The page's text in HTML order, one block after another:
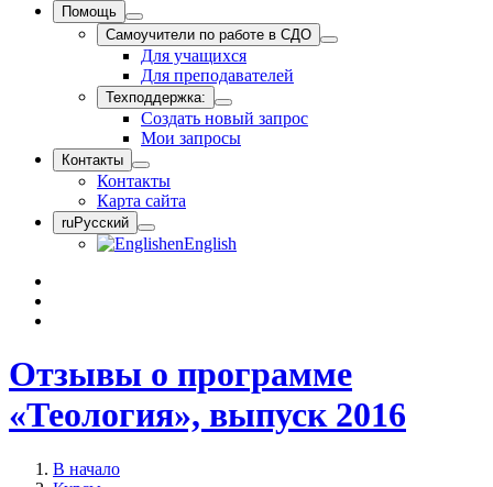
Помощь
Самоучители по работе в СДО
Для учащихся
Для преподавателей
Техподдержка:
Создать новый запрос
Мои запросы
Контакты
Контакты
Карта сайта
ruРусский
enEnglish
Отзывы о программе
«Теология», выпуск 2016
В начало